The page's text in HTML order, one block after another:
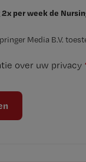
2x per week de
Media B.V.
over uw privacy